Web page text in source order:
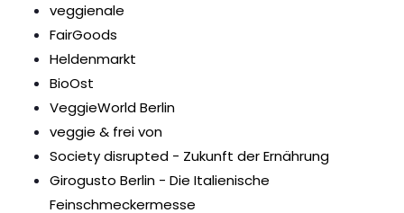
veggienale
FairGoods
Heldenmarkt
BioOst
VeggieWorld Berlin
veggie & frei von
Society disrupted - Zukunft der Ernährung
Girogusto Berlin - Die Italienische
Feinschmeckermesse